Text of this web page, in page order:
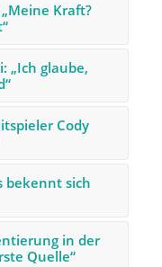
Kraft?
„Ich glaube,
Cody
bekennt sich
in der
Quelle“